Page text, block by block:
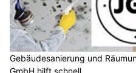
Gebäudesanierung und